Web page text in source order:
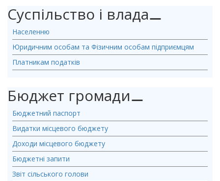
Суспільство і влада⚊
Населенню
Юридичним особам та Фізичним особам підприємцям
Платникам податків
Бюджет громади⚊
Бюджетний паспорт
Видатки місцевого бюджету
Доходи місцевого бюджету
Бюджетні запити
Звіт сільського голови